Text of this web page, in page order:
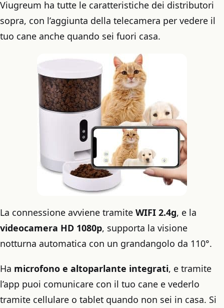
Viugreum ha tutte le caratteristiche dei distributori
sopra, con l’aggiunta della telecamera per vedere il
tuo cane anche quando sei fuori casa.
La connessione avviene tramite WIFI 2.4g, e la
videocamera HD 1080p, supporta la visione
notturna automatica con un grandangolo da 110°.
Ha microfono e altoparlante integrati, e tramite
l’app puoi comunicare con il tuo cane e vederlo
tramite cellulare o tablet quando non sei in casa. Si